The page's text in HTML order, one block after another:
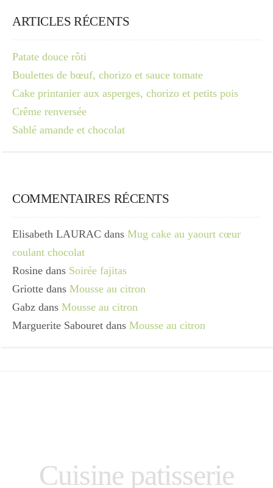
ARTICLES RÉCENTS
Patate douce rôti
Boulettes de bœuf, chorizo et sauce tomate
Cake printanier aux asperges, chorizo et petits pois
Crême renversée
Sablé amande et chocolat
COMMENTAIRES RÉCENTS
Elisabeth LAURAC dans Mug cake au yaourt cœur
coulant chocolat
Rosine dans Soirée fajitas
Griotte dans Mousse au citron
Gabz dans Mousse au citron
Marguerite Sabouret dans Mousse au citron
Cuisine patisserie